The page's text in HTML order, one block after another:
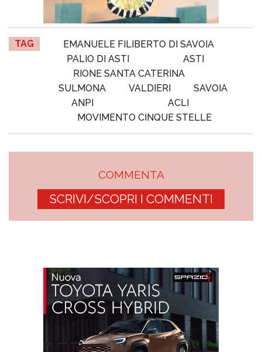
TAG
EMANUELE FILIBERTO DI SAVOIA
PALIO DI ASTI
ASTI
RIONE SANTA CATERINA
SULMONA
VALDIERI
SAVOIA
ANPI
ACLI
MOVIMENTO CINQUE STELLE
COMMENTA
SCRIVI/SCOPRI I COMMENTI